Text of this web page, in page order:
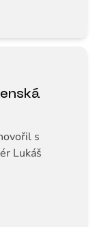
s
Lukáš